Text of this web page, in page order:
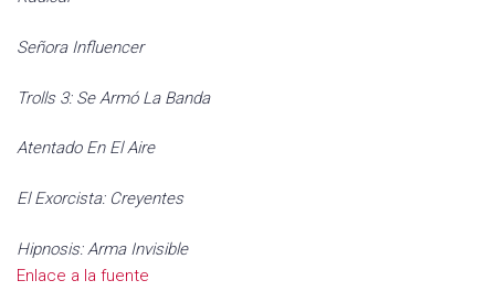
Señora Influencer
Trolls 3: Se Armó La Banda
Atentado En El Aire
El Exorcista: Creyentes
Hipnosis: Arma Invisible
Enlace a la fuente